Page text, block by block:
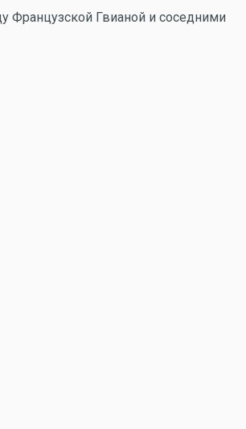
Французской Гвианой и соседними